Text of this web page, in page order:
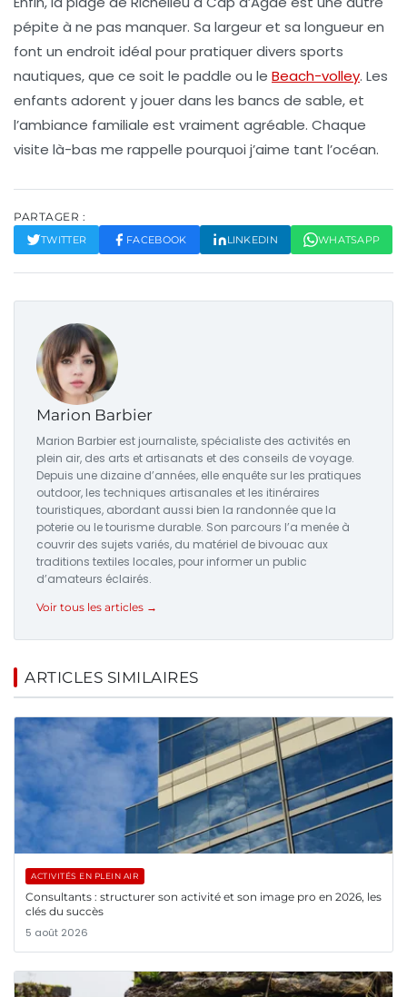
pépite à ne pas manquer. Sa largeur et sa longueur en
font un endroit idéal pour pratiquer divers sports
nautiques, que ce soit le paddle ou le Beach-volley. Les
enfants adorent y jouer dans les bancs de sable, et
l’ambiance familiale est vraiment agréable. Chaque
visite là-bas me rappelle pourquoi j’aime tant l’océan.
PARTAGER :
TWITTER FACEBOOK LINKEDIN WHATSAPP
Marion Barbier
Marion Barbier est journaliste, spécialiste des activités en
plein air, des arts et artisanats et des conseils de voyage.
Depuis une dizaine d’années, elle enquête sur les pratiques
outdoor, les techniques artisanales et les itinéraires
touristiques, abordant aussi bien la randonnée que la
poterie ou le tourisme durable. Son parcours l’a menée à
couvrir des sujets variés, du matériel de bivouac aux
traditions textiles locales, pour informer un public
d’amateurs éclairés.
Voir tous les articles →
ARTICLES SIMILAIRES
ACTIVITÉS EN PLEIN AIR
Consultants : structurer son activité et son image pro en 2026, les
clés du succès
5 août 2026